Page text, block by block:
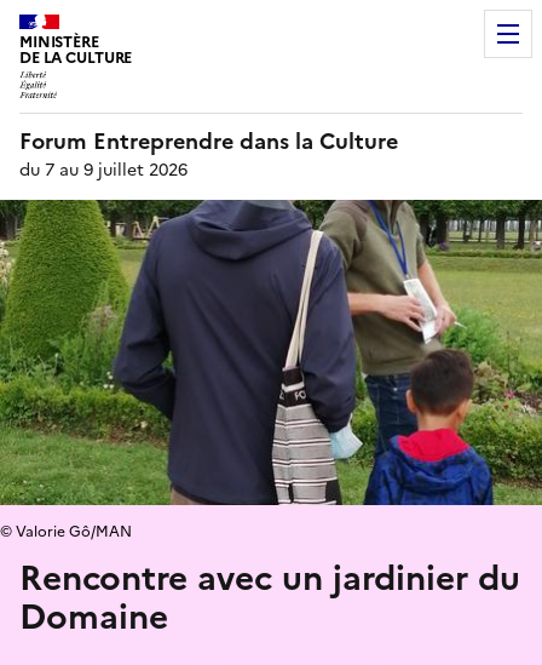
MINISTÈRE
DE LA CULTURE
Forum Entreprendre dans la Culture
du 7 au 9 juillet 2026
Rencontre avec un jardinier du
Domaine
© Valorie Gô/MAN